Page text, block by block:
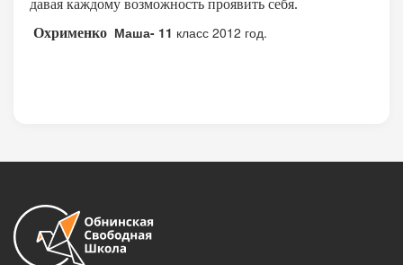
давая каждому возможность проявить себя.
Охрименко Маша- 11 класс 2012 год.